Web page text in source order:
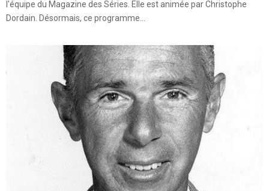
l'équipe du Magazine des Séries. Elle est animée par Christophe
Dordain. Désormais, ce programme...